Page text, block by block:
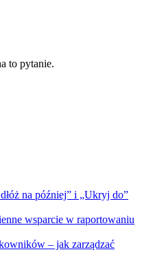
to pytanie.
na później” i „Ukryj do”
wsparcie w raportowaniu
– jak zarządzać